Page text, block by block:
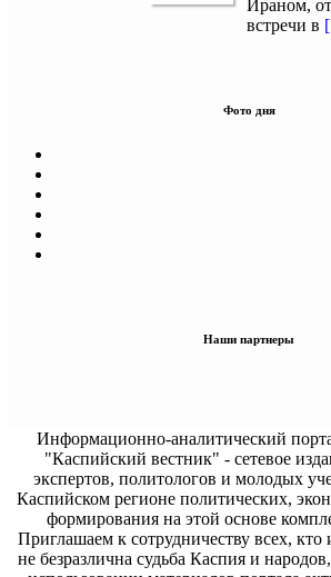
Ираном,
встречи в
Фото дня
Наши партнеры
Информационно-аналитический
"Каспийский вестник" - сетевое
экспертов, политологов и молодых
Каспийском регионе политических,
формирования на этой основе
Приглашаем к сотрудничеству всех,
не безразлична судьба Каспия и